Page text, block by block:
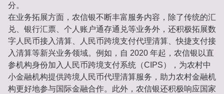
分。
在业务拓展方面，农信银不断丰富服务内容，除了传统的汇
兑、银行汇票、个人账户通存通兑等业务外，还积极拓展数
字人民币接入清算、人民币跨境支付代理清算、快捷支付接
入清算等新兴业务领域。例如，自 2020 年起，农信银以直
参机构身份加入人民币跨境支付系统（CIPS），为农村中
小金融机构提供跨境人民币代理清算服务，助力农村金融机
构更好地参与国际金融合作。此外，农信银还积极响应国家